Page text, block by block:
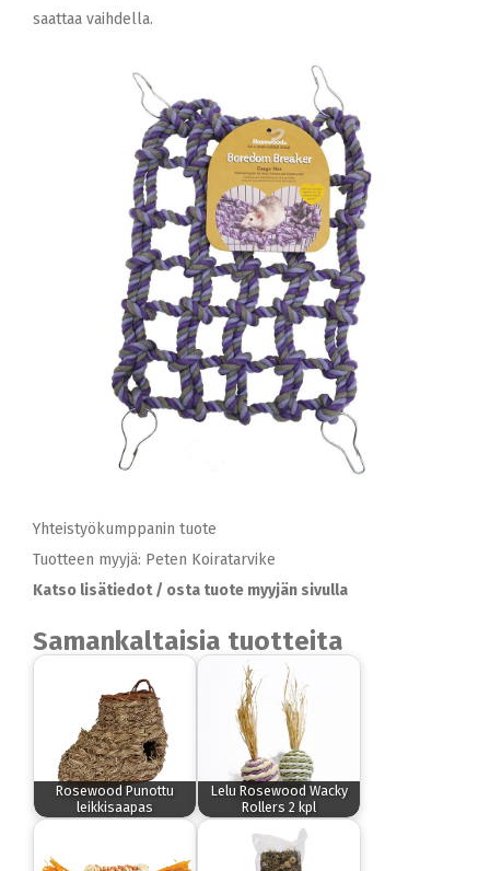
saattaa vaihdella.
Yhteistyökumppanin tuote
Tuotteen myyjä: Peten Koiratarvike
Katso lisätiedot / osta tuote myyjän sivulla
Samankaltaisia tuotteita
Rosewood Punottu
leikkisaapas
Lelu Rosewood Wacky
Rollers 2 kpl